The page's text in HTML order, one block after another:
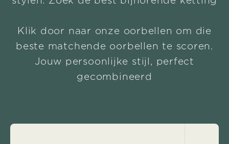
Klik door naar onze oorbellen om die
beste matchende oorbellen te scoren.
Jouw persoonlijke stijl, perfect
gecombineerd